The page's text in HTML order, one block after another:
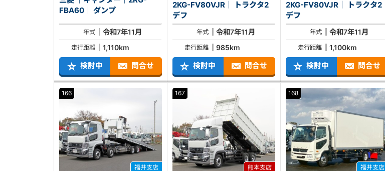
FBA60｜ ダンプ
年式 令和7年11月
走行距離 1,110km
検討中 問合せ
2KG-FV80VJR｜ トラクタ2
デフ
年式 令和7年11月
走行距離 985km
検討中 問合せ
2KG-FV80VJR｜ トラクタ2
デフ
年式 令和7年11月
走行距離 1,100km
検討中 問合せ
166
福井支店
167
熊本支店
168
福井支店